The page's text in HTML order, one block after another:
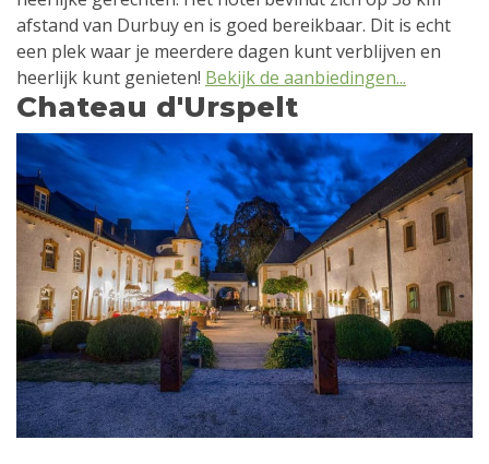
afstand van Durbuy en is goed bereikbaar. Dit is echt
een plek waar je meerdere dagen kunt verblijven en
heerlijk kunt genieten! Bekijk de aanbiedingen...
Chateau d'Urspelt